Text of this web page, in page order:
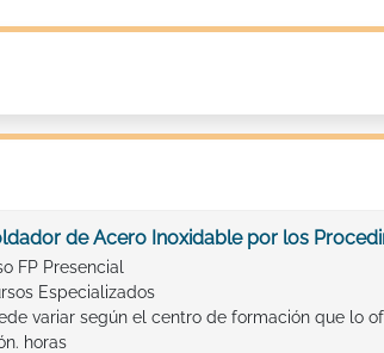
de Acero Inoxidable por los
FP Presencial
Especializados
variar según el centro de formación que lo
horas